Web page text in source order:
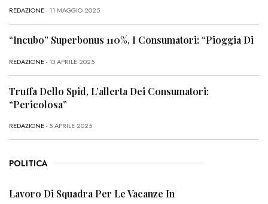
REDAZIONE- 11 MAGGIO 2025
“Incubo” Superbonus 110%, I Consumatori: “Pioggia Di
REDAZIONE- 13 APRILE 2025
Truffa Dello Spid, L’allerta Dei Consumatori:
“Pericolosa”
REDAZIONE- 5 APRILE 2025
POLITICA
Lavoro Di Squadra Per Le Vacanze In